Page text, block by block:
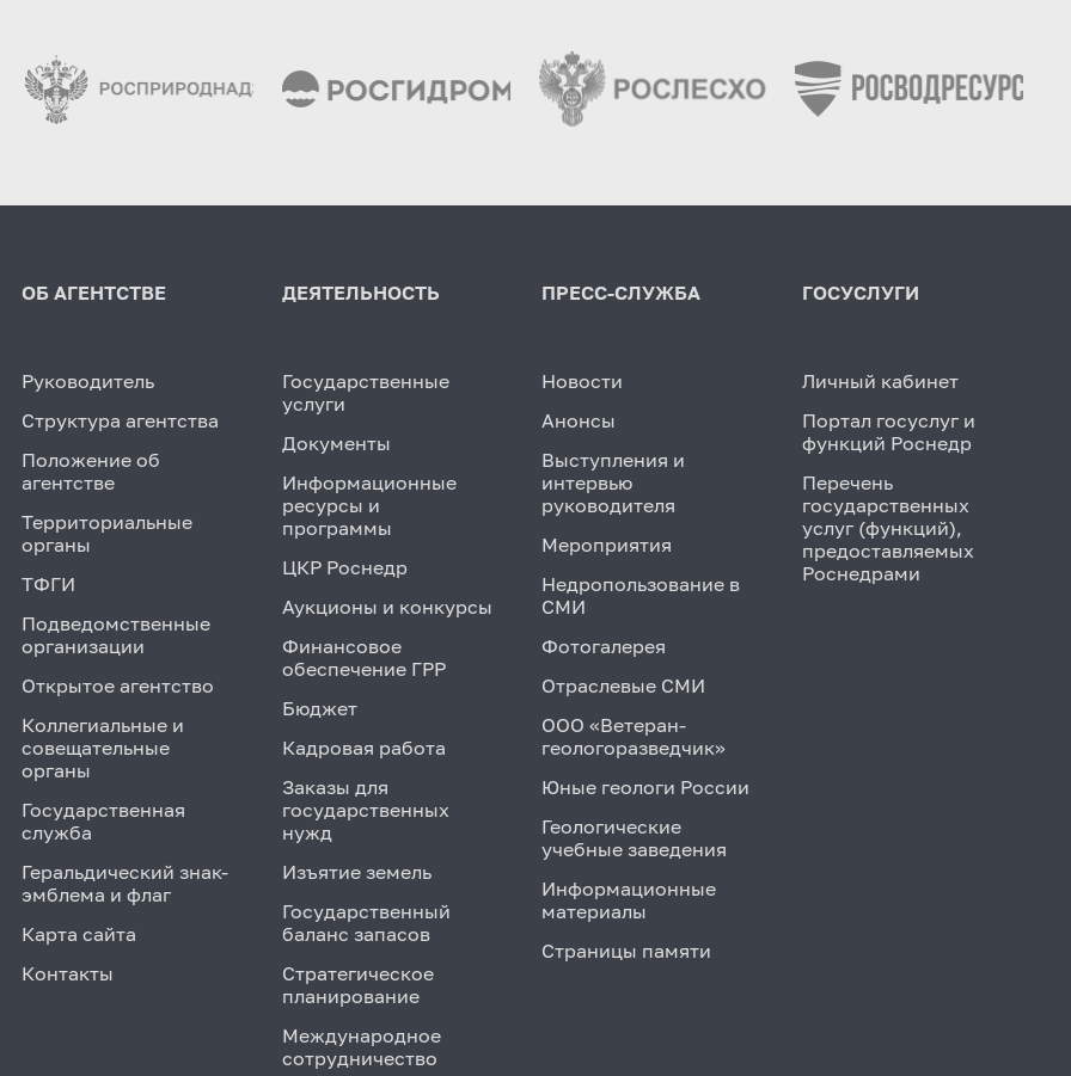
ОБ АГЕНТСТВЕ
Руководитель
Структура агентства
Положение об
агентстве
Территориальные
органы
ТФГИ
Подведомственные
организации
Открытое агентство
Коллегиальные и
совещательные
органы
Государственная
служба
Геральдический знак-
эмблема и флаг
Карта сайта
Контакты
ДЕЯТЕЛЬНОСТЬ
Государственные
услуги
Документы
Информационные
ресурсы и
программы
ЦКР Роснедр
Аукционы и конкурсы
Финансовое
обеспечение ГРР
Бюджет
Кадровая работа
Заказы для
государственных
нужд
Изъятие земель
Государственный
баланс запасов
Стратегическое
планирование
Международное
сотрудничество
ПРЕСС-СЛУЖБА
Новости
Анонсы
Выступления и
интервью
руководителя
Мероприятия
Недропользование в
СМИ
Фотогалерея
Отраслевые СМИ
ООО «Ветеран-
геологоразведчик»
Юные геологи России
Геологические
учебные заведения
Информационные
материалы
Страницы памяти
ГОСУСЛУГИ
Личный кабинет
Портал госуслуг и
функций Роснедр
Перечень
государственных
услуг (функций),
предоставляемых
Роснедрами